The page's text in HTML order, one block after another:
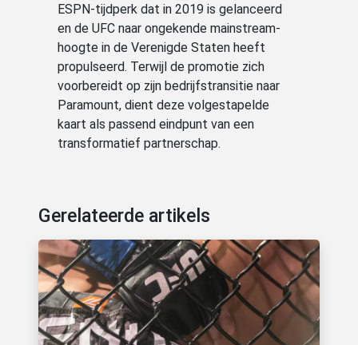
ESPN-tijdperk dat in 2019 is gelanceerd
en de UFC naar ongekende mainstream-
hoogte in de Verenigde Staten heeft
propulseerd. Terwijl de promotie zich
voorbereidt op zijn bedrijfstransitie naar
Paramount, dient deze volgestapelde
kaart als passend eindpunt van een
transformatief partnerschap.
Gerelateerde artikels